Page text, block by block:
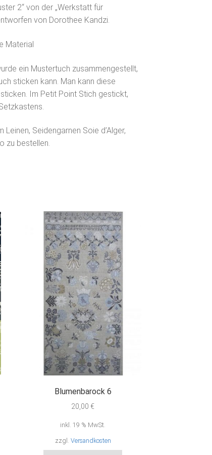
2“ von der „Werkstatt für
von Dorothee Kandzi.
Material
ein Mustertuch zusammengestellt,
sticken kann. Man kann diese
Im Petit Point Stich gestickt,
Seidengarnen Soie d’Alger,
zu bestellen.
Blumenbarock 6
20,00 €
inkl. 19 % MwSt.
zzgl. Versandkosten